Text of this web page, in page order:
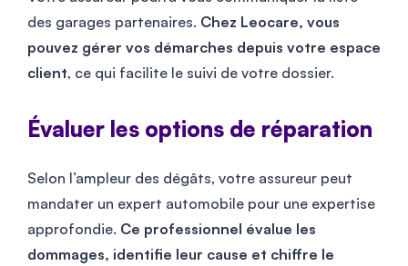
des garages partenaires. Chez Leocare, vous
pouvez gérer vos démarches depuis votre espace
client, ce qui facilite le suivi de votre dossier.
Évaluer les options de réparation
Selon l’ampleur des dégâts, votre assureur peut
mandater un expert automobile pour une expertise
approfondie. Ce professionnel évalue les
dommages, identifie leur cause et chiffre le